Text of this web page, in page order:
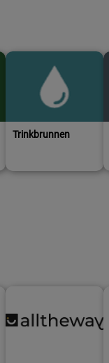
Trinkbrunnen